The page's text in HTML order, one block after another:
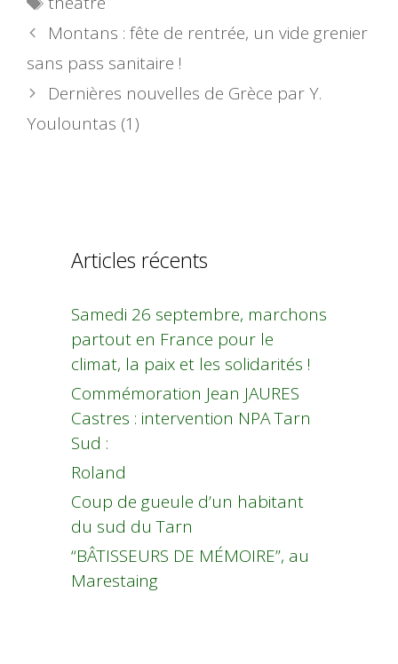
Montans : fête de rentrée, un vide grenier
sans pass sanitaire !
Dernières nouvelles de Grèce par Y.
Youlountas (1)
Articles récents
Samedi 26 septembre, marchons
partout en France pour le
climat, la paix et les solidarités !
Commémoration Jean JAURES
Castres : intervention NPA Tarn
Sud :
Roland
Coup de gueule d’un habitant
du sud du Tarn
“BÂTISSEURS DE MÉMOIRE”, au
Marestaing